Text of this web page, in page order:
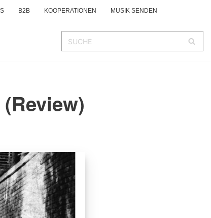
B2B KOOPERATIONEN MUSIK SENDEN